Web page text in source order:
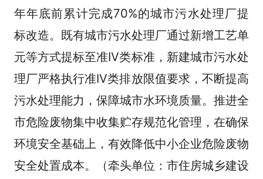
年年底前累计完成70%的城市污水处理厂提
标改造。既有城市污水处理厂通过新增工艺单
元等方式提标至准IV类标准，新建城市污水处
理厂严格执行准IV类排放限值要求，不断提高
污水处理能力，保障城市水环境质量。推进全
市危险废物集中收集贮存规范化管理，在确保
环境安全基础上，有效降低中小企业危险废物
安全处置成本。（牵头单位：市住房城乡建设